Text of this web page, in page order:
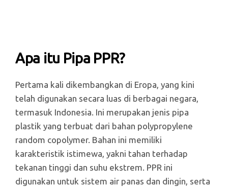
Apa itu Pipa PPR?
Pertama kali dikembangkan di Eropa, yang kini
telah digunakan secara luas di berbagai negara,
termasuk Indonesia. Ini merupakan jenis pipa
plastik yang terbuat dari bahan polypropylene
random copolymer. Bahan ini memiliki
karakteristik istimewa, yakni tahan terhadap
tekanan tinggi dan suhu ekstrem. PPR ini
digunakan untuk sistem air panas dan dingin, serta